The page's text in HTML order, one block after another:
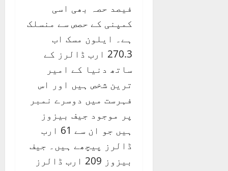
فیصد حصہ بھی اسی
کمپنی کے حصص سے منسلک
ہے۔ ایلون مسک اب
270.3 ارب ڈالرز کے
ساتھ دنیا کے امیر
ترین شخص ہیں اور اس
فہرست میں دوسرے نمبر
پر موجود جیف بیزوز
ہیں جو ان سے 61 ارب
ڈالرز پیچھے ہیں۔ جیف
بیزوز 209 ارب ڈالرز